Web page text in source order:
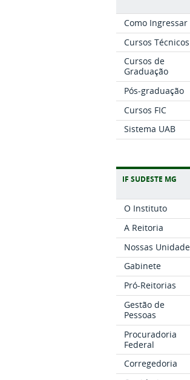
Como Ingressar
Cursos Técnicos
Cursos de
Graduação
Pós-graduação
Cursos FIC
Sistema UAB
IF SUDESTE MG
O Instituto
A Reitoria
Nossas
Gabinete
Pró-Reitorias
Gestão de
Pessoas
Procuradoria
Federal
Corregedoria